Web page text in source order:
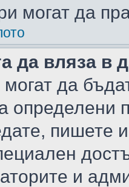
могат да
да вляза в
да
определени
пишете
и